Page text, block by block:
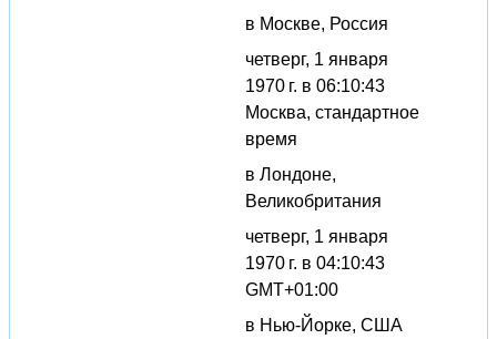
в Москве, Россия
четверг, 1 января
1970 г. в 06:10:43
Москва, стандартное
время
в Лондоне,
Великобритания
четверг, 1 января
1970 г. в 04:10:43
GMT+01:00
в Нью-Йорке, США